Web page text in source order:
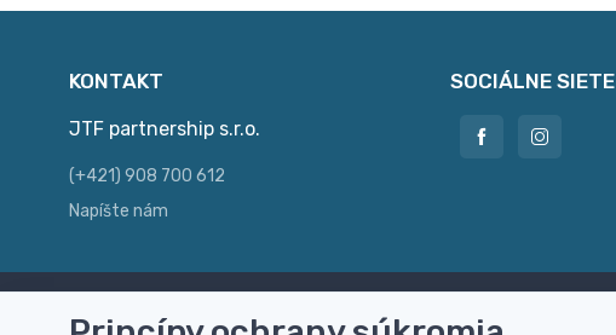
KONTAKT
JTF partnership s.r.o.
(+421) 908 700 612
Napíšte nám
SOCIÁLNE SIETE